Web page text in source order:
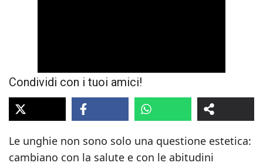
Condividi con i tuoi amici!
Le unghie non sono solo una questione estetica:
cambiano con la salute e con le abitudini